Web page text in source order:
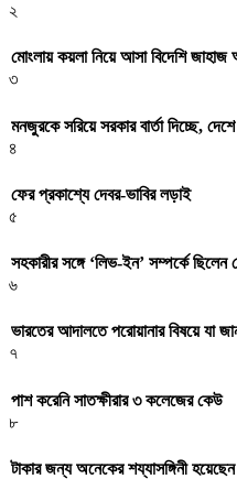
২
মোংলায় কয়লা নিয়ে আসা বিদেশি জাহাজ
৩
মনজুরকে সরিয়ে সরকার বার্তা দিচ্ছে,
৪
ফের প্রকাশ্যে দেবর-ভাবির লড়াই
৫
সহকারীর সঙ্গে ‘লিভ-ইন’ সম্পর্কে ছিলেন
৬
ভারতের আদালতে পরোয়ানার বিষয়ে যা
৭
পাশ করেনি সাতক্ষীরার ৩ কলেজের কেউ
৮
টাকার জন্য অনেকের শয্যাসঙ্গিনী হয়েছেন